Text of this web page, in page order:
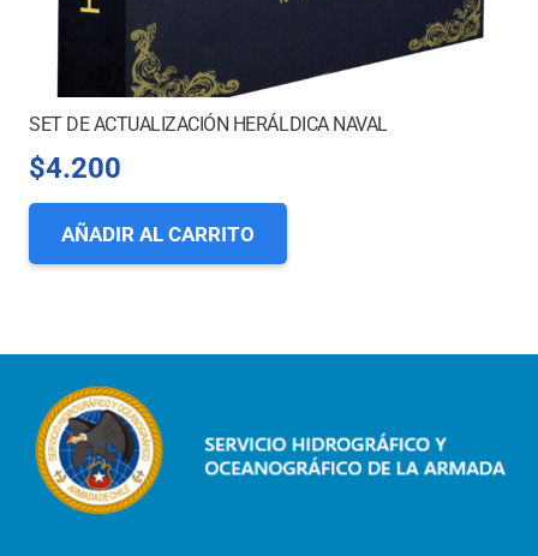
SET DE ACTUALIZACIÓN HERÁLDICA NAVAL
$4.200
AÑADIR AL CARRITO